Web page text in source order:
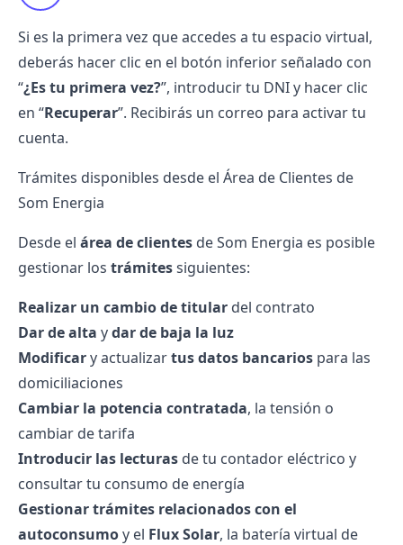
Si es la primera vez que accedes a tu espacio virtual,
deberás hacer clic en el botón inferior señalado con
“¿Es tu primera vez?”, introducir tu DNI y hacer clic
en “Recuperar”. Recibirás un correo para activar tu
cuenta.
Trámites disponibles desde el Área de Clientes de
Som Energia
Desde el área de clientes de Som Energia es posible
gestionar los trámitessiguientes:
Realizar un cambio de titular del contrato
Dar de alta ydar de baja la luz
Modificary actualizartus datos bancarios para las
domiciliaciones
Cambiar la potencia contratada, la tensión o
cambiar de tarifa
Introducir las lecturas de tu contador eléctrico y
consultar tu consumo de energía
Gestionar trámites relacionados con el
autoconsumoy el Flux Solar, la batería virtual de